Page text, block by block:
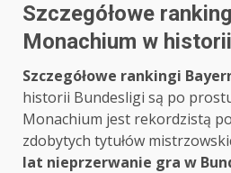
Szczegółowe
Monachium w
Szczegółowe rankingi
historii Bundesligi są po
Monachium jest rekordzistą
zdobytych tytułów
lat nieprzerwanie gra w